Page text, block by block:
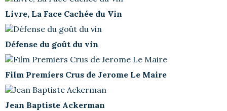
Livre, La Face Cachée du Vin
Défense du goût du vin
Film Premiers Crus de Jerome Le Maire
Jean Baptiste Ackerman